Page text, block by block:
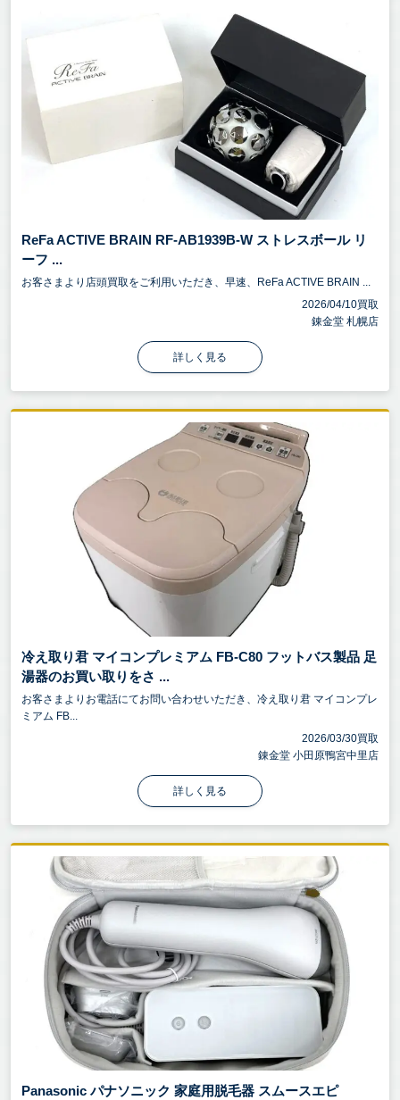
ReFa ACTIVE BRAIN RF-AB1939B-W ストレスボール リ
ーフ ...
お客さまより店頭買取をご利用いただき、早速、ReFa ACTIVE BRAIN ...
2026/04/10買取
錬金堂 札幌店
詳しく見る
冷え取り君 マイコンプレミアム FB-C80 フットバス製品 足
湯器のお買い取りをさ ...
お客さまよりお電話にてお問い合わせいただき、冷え取り君 マイコンプレ
ミアム FB...
2026/03/30買取
錬金堂 小田原鴨宮中里店
詳しく見る
Panasonic パナソニック 家庭用脱毛器 スムースエピ